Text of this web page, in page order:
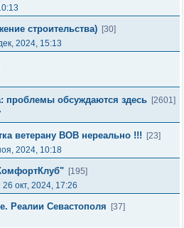
строительства) [30]
2024, 15:13
обсуждаются здесь [2601]
ветерану ВОВ нереально !!!
[23]
2024, 10:18
[195]
26 окт, 2024, 17:26
Реалии Севастополя
[37]